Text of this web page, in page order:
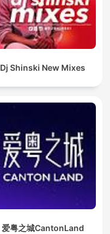
Dj Shinski New Mixes
爱粤之城CantonLand